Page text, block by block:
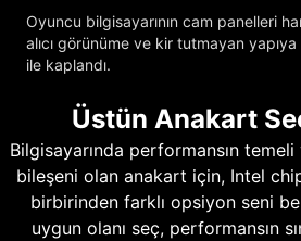
Oyuncu bilgisayarının cam panelleri
alıcı görünüme ve kir tutmayan yapıya
ile kaplandı.
Üstün Anakart
Bilgisayarında performansın
bileşeni olan anakart için, Intel
birbirinden farklı opsiyon seni
uygun olanı seç, performansın